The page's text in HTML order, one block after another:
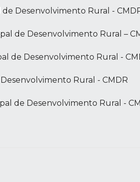
Desenvolvimento Rural -
de Desenvolvimento Rural –
de Desenvolvimento Rural -
Rural - CMDR
de Desenvolvimento Rural -